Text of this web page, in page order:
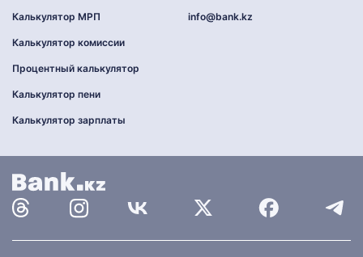
Калькулятор МРП
Калькулятор комиссии
Процентный калькулятор
Калькулятор пени
Калькулятор зарплаты
info@bank.kz